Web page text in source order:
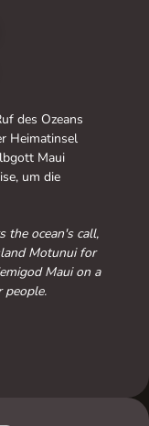
des Ozeans
Heimatinsel
Maui
um die
the ocean's call,
Motunui for
Maui on a
people.